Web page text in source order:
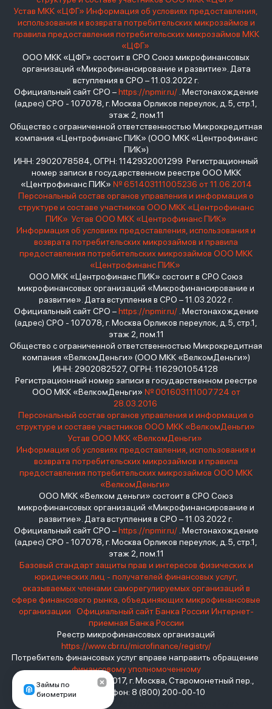
Займы по
биометрии
Устав МКК «ЦФГ» Информация об условиях предоставления,
использования и возврата потребительских микрозаймов и
правила предоставления потребительских микрозаймов МКК
«ЦФГ»
ООО МКК «ЦФГ» состоит в СРО Союз микрофинансовых
организаций «Микрофинансирование и развитие». Дата
вступления в СРО – 11.03.2022 г.
Официальный сайт СРО –https://npmir.ru/. Местонахождение
(адрес) СРО - 107078, г. Москва Орликов переулок, д.5, стр.1,
этаж 2, пом.11
Общество с ограниченной ответственностью Микрокредитная
компания «Центрофинанс ПИК» (ООО МКК «Центрофинанс
ПИК»)
ИНН: 2902078584, ОГРН: 1142932001299 Регистрационный
номер записи в государственном реестре ООО МКК
«Центрофинанс ПИК» № 651403111005236 от 11.06.2014
Персональный состав органов управления и информация о
структуре и составе участников ООО МКК «Центрофинанс
ПИК» Устав ООО МКК «Центрофинанс ПИК»
Информация об условиях предоставления, использования и
возврата потребительских микрозаймов и правила
предоставления потребительских микрозаймов ООО МКК
«Центрофинанс ПИК»
ООО МКК «Центрофинанс ПИК» состоит в СРО Союз
микрофинансовых организаций «Микрофинансирование и
развитие». Дата вступления в СРО – 11.03.2022 г.
Официальный сайт СРО –https://npmir.ru/. Местонахождение
(адрес) СРО - 107078, г. Москва Орликов переулок, д.5, стр.1,
этаж 2, пом.11
Общество с ограниченной ответственностью Микрокредитная
компания «ВелкомДеньги» (ООО МКК «ВелкомДеньги»)
ИНН: 2902082527, ОГРН: 1162901054128
Регистрационный номер записи в государственном реестре
ООО МКК «ВелкомДеньги» № 001603111007724 от
28.03.2016
Персональный состав органов управления и информация о
структуре и составе участников ООО МКК «ВелкомДеньги»
Устав ООО МКК «ВелкомДеньги»
Информация об условиях предоставления, использования и
возврата потребительских микрозаймов и правила
предоставления потребительских микрозаймов ООО МКК
«ВелкомДеньги»
ООО МКК «Велком деньги» состоит в СРО Союз
микрофинансовых организаций «Микрофинансирование и
развитие». Дата вступления в СРО – 11.03.2022 г.
Официальный сайт СРО –https://npmir.ru/. Местонахождение
(адрес) СРО - 107078, г. Москва Орликов переулок, д.5, стр.1,
этаж 2, пом.11
Базовый стандарт защиты прав и интересов физических и
юридических лиц - получателей финансовых услуг,
оказываемых членами саморегулируемых организаций в
сфере финансового рынка, объединяющих микрофинансовые
организации
Официальный сайт Банка России Интернет-
приемная Банка России
Реестр микрофинансовых организаций
https://www.cbr.ru/microfinance/registry/
Потребитель финансовых услуг вправе направить обращение
финансовому уполномоченному
Место нахождения: 119017, г. Москва, Старомонетный пер.,
дом 3 Телефон: 8 (800) 200-00-10
взять займ - <a href="https://viruchay.ru">выручай</a> -